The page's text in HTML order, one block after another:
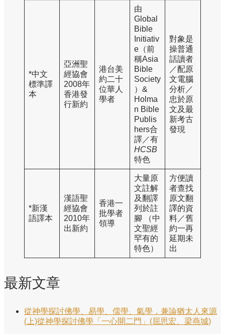
*中文
標準譯
本
亞洲聖
經協會
2008年
香港發
行新約
港台美
約二十
位華人
學者
由
Global
Bible
Initiativ
e（前
稱Asia
Bible
Society
）&
Holma
n Bible
Publis
hers合
譯／有
HCSB
特色
對象是
操普通
話讀者
／配原
文電腦
分析／
忠於原
文及最
新考古
發現
*新漢
語譯本
漢語聖
經協會
2010年
出新約
香港一
批學者
領導
大量原
文註解
及翻譯
列於註
腳 （中
文聖經
罕有的
特色）
方便讀
者查找
原文翻
譯的資
料／舊
約一再
延期未
出
最新文章
從神學探討佛學、易學、儒學、氣學，兼論猶太人來源
(上)從神學探討佛學「一心開二門」(屈思宏、梁燕城)